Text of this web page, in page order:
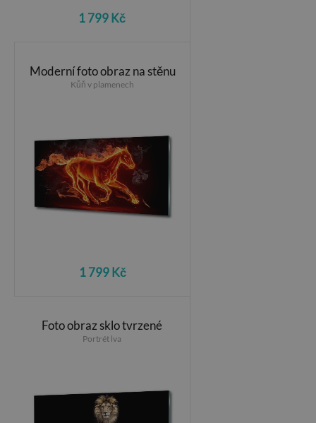
1 799 Kč
Moderní foto obraz na stěnu
Kůň v plamenech
1 799 Kč
Foto obraz sklo tvrzené
Portrét lva